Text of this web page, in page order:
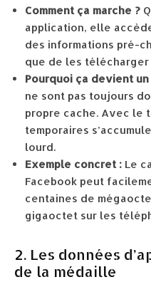
Comment ça marche ?
application, elle
des informations pré-
que de les télécharger
Pourquoi ça devient
ne sont pas toujours
propre cache. Avec le
temporaires
lourd.
Exemple concret : Le
Facebook peut
centaines de
gigaoctet sur les
2. Les données
de la médaille